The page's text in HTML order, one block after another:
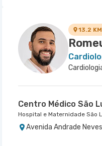
13.2 KM
Centro Médico São
Hospital e Maternidade São
Avenida Andrade